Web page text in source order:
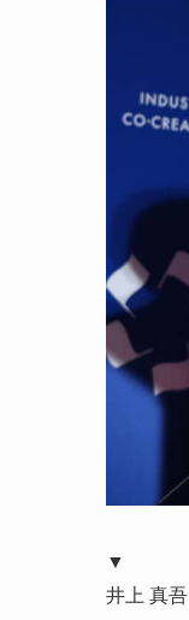
▼
井上 真吾